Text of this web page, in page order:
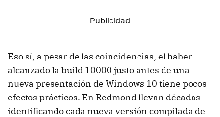
Eso sí, a pesar de las coincidencias, el haber
alcanzado la build 10000 justo antes de una
nueva presentación de Windows 10 tiene pocos
efectos prácticos. En Redmond llevan décadas
identificando cada nueva versión compilada de